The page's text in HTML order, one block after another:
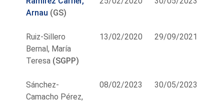
Arnau (GS)
Ruiz-Sillero
Bernal, María
Teresa (SGPP)
13/02/2020 29/09/2021
Sánchez-
Camacho Pérez,
08/02/2023 30/05/2023